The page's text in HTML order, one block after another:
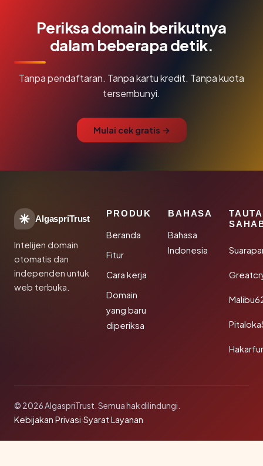
Periksa domain berikutnya
dalam beberapa detik.
Tanpa pendaftaran. Tanpa kartu kredit. Tanpa kuota
tersembunyi.
Mulai cek gratis →
AlgaspriTrust
Intelijen domain
otomatis dan
independen untuk
web terbuka.
PRODUK
Beranda
Fitur
Cara kerja
Domain
yang baru
diperiksa
BAHASA
Bahasa
Indonesia
© 2026 AlgaspriTrust. Semua hak dilindungi.
Kebijakan Privasi·Syarat Layanan